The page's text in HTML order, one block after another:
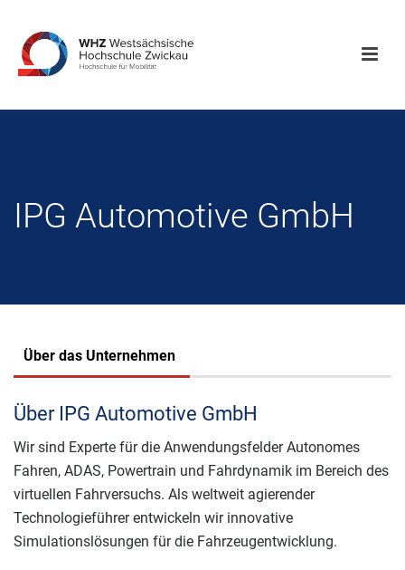
IPG Automotive GmbH
Über das Unternehmen
Über IPG Automotive GmbH
Wir sind Experte für die Anwendungsfelder Autonomes
Fahren, ADAS, Powertrain und Fahrdynamik im Bereich des
virtuellen Fahrversuchs. Als weltweit agierender
Technologieführer entwickeln wir innovative
Simulationslösungen für die Fahrzeugentwicklung.